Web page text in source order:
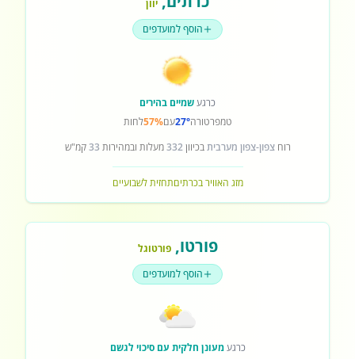
יוון
הוסף למועדפים
כרגעשמיים בהירים
טמפרטורה27°עם57%לחות
רוחצפון-צפון מערביתבכיוון332מעלות ובמהירות 33קמ"ש
מזג האוויר בכרתיםתחזית לשבועיים
פורטו,פורטוגל
הוסף למועדפים
כרגעמעונן חלקית עם סיכוי לגשם